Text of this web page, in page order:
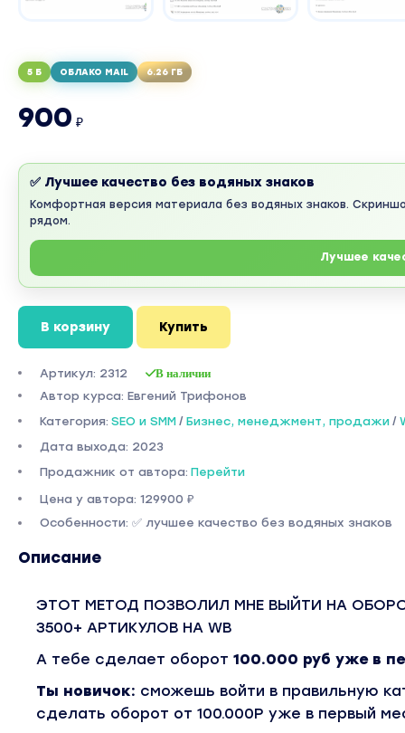
5 Б ОБЛАКО MAIL 6.26 ГБ
900 ₽
✅ Лучшее качество без водяных знаков
Комфортная версия материала без водяных знаков.
рядом.
Лучшее
В корзину Купить
Артикул: 2312 В наличии
Автор курса: Евгений Трифонов
Категория: SEO и SMM / Бизнес, менеджмент, продажи /
Дата выхода: 2023
Продажник от автора: Перейти
Цена у автора: 129900 ₽
Особенности: ✅ лучшее качество без водяных знаков
Описание
ЭТОТ МЕТОД ПОЗВОЛИЛ МНЕ ВЫЙТИ НА
3500+ АРТИКУЛОВ НА WB
А тебе сделает оборот 100.000 руб уже в
Ты новичок: сможешь войти в правильную
сделать оборот от 100.000Р уже в первый